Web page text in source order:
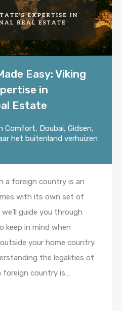
Easy: Viking
in
Estate
Comfort, Doubai, Gidsen,
het buitenland verhuizen
a foreign country is an
with its own set of
guide you through
keep in mind when
your home country.
the legalities of
foreign country is…